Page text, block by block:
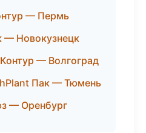
— Пермь
Новокузнецк
— Волгоград
Пак — Тюмень
— Оренбург